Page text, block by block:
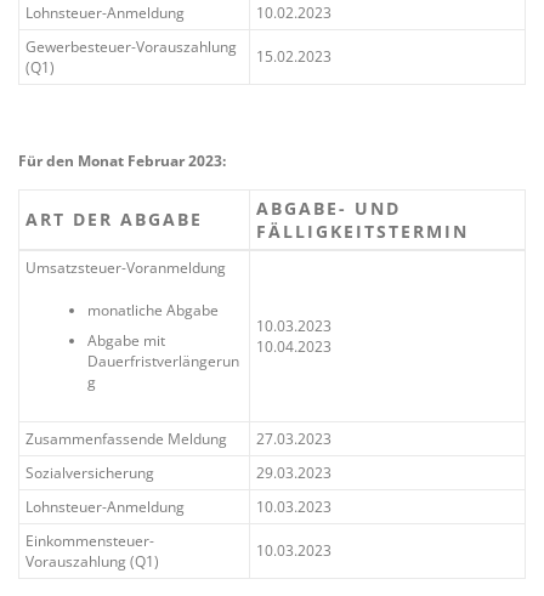
Lohnsteuer-Anmeldung
10.02.2023
Gewerbesteuer-Vorauszahlung
(Q1)
15.02.2023
Für den Monat Februar 2023:
ART DER ABGABE
ABGABE- UND
FÄLLIGKEITSTERMIN
Umsatzsteuer-Voranmeldung
monatliche Abgabe
Abgabe mit
Dauerfristverlängerun
g
10.03.2023
10.04.2023
Zusammenfassende Meldung
27.03.2023
Sozialversicherung
29.03.2023
Lohnsteuer-Anmeldung
10.03.2023
Einkommensteuer-
Vorauszahlung (Q1)
10.03.2023